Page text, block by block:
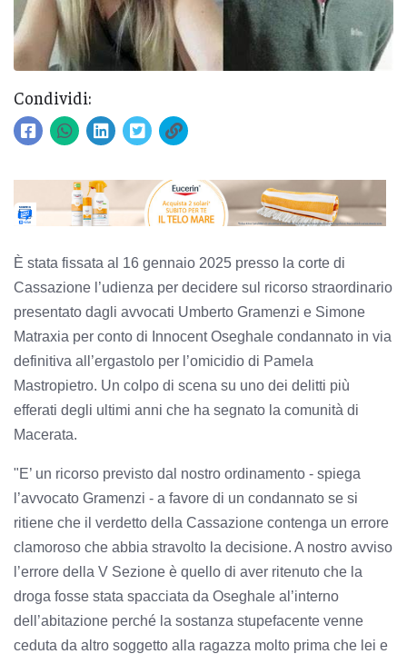
Condividi:
È stata fissata al 16 gennaio 2025 presso la corte di
Cassazione l’udienza per decidere sul ricorso straordinario
presentato dagli avvocati Umberto Gramenzi e Simone
Matraxia per conto di Innocent Oseghale condannato in via
definitiva all’ergastolo per l’omicidio di Pamela
Mastropietro. Un colpo di scena su uno dei delitti più
efferati degli ultimi anni che ha segnato la comunità di
Macerata.
"E’ un ricorso previsto dal nostro ordinamento - spiega
l’avvocato Gramenzi - a favore di un condannato se si
ritiene che il verdetto della Cassazione contenga un errore
clamoroso che abbia stravolto la decisione. A nostro avviso
l’errore della V Sezione è quello di aver ritenuto che la
droga fosse stata spacciata da Oseghale al’interno
dell’abitazione perché la sostanza stupefacente venne
ceduta da altro soggetto alla ragazza molto prima che lei e